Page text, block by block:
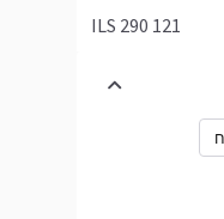
121 290 ILS